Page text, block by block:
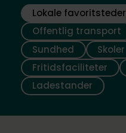
Lokale favoritsteder
Offentlig transport
Sundhed
Skoler
Fritidsfaciliteter
Ladestander